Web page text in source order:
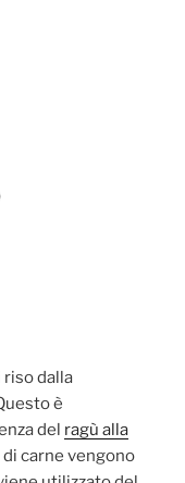
riso dalla
è
del ragù alla
di carne vengono